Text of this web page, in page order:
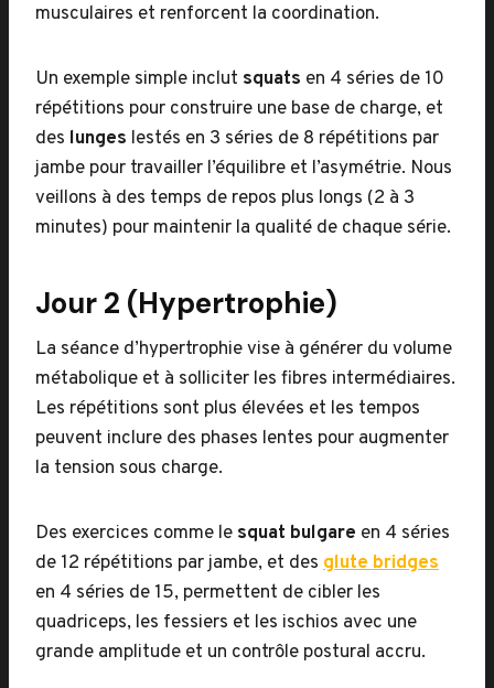
musculaires et renforcent la coordination.
Un exemple simple inclut squats en 4 séries de 10
répétitions pour construire une base de charge, et
des lunges lestés en 3 séries de 8 répétitions par
jambe pour travailler l’équilibre et l’asymétrie. Nous
veillons à des temps de repos plus longs (2 à 3
minutes) pour maintenir la qualité de chaque série.
Jour 2 (Hypertrophie)
La séance d’hypertrophie vise à générer du volume
métabolique et à solliciter les fibres intermédiaires.
Les répétitions sont plus élevées et les tempos
peuvent inclure des phases lentes pour augmenter
la tension sous charge.
Des exercices comme le squat bulgare en 4 séries
de 12 répétitions par jambe, et des glute bridges
en 4 séries de 15, permettent de cibler les
quadriceps, les fessiers et les ischios avec une
grande amplitude et un contrôle postural accru.